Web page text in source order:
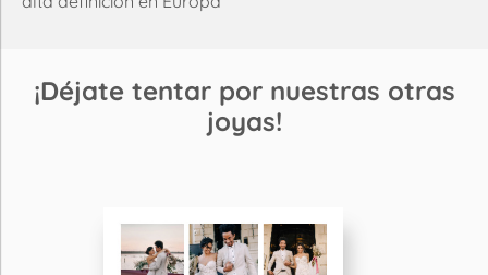
¡Déjate tentar por nuestras otras
joyas!